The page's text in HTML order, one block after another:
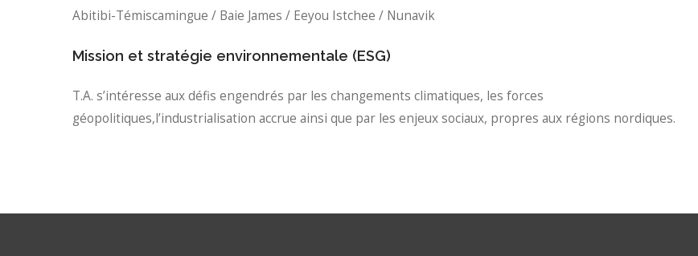
Abitibi-Témiscamingue / Baie James / Eeyou Istchee / Nunavik
Mission et stratégie environnementale (ESG)
T.A. s’intéresse aux défis engendrés par les changements climatiques, les forces
géopolitiques,l’industrialisation accrue ainsi que par les enjeux sociaux, propres aux régions nordiques.